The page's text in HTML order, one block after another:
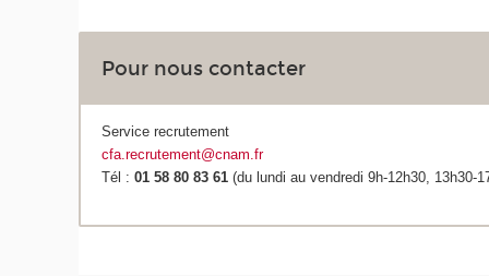
Pour nous contacter
Service recrutement
cfa.recrutement@cnam.fr
Tél :01 58 80 83 61 (du lundi au vendredi 9h-12h30, 13h30-